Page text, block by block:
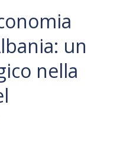
un
nella